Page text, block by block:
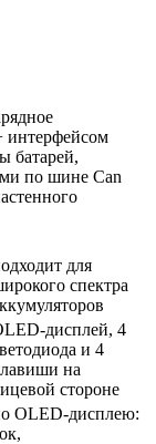
интерфейсом
батарей,
по шине Can
для
спектра
дисплей, 4
и 4
на
стороне
OLED-дисплею: